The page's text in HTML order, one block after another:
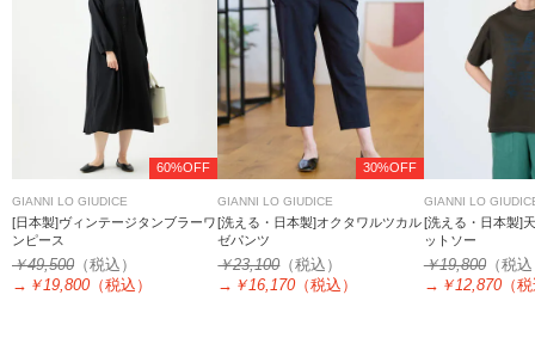
60%OFF
GIANNI LO GIUDICE
[日本製]ヴィンテージタンブラーワ
ンピース
￥49,500 （税込）
→ ￥19,800 （税込）
30%OFF
GIANNI LO GIUDICE
[洗える・日本製]オクタワルツカル
ゼパンツ
￥23,100（税込）
→ ￥16,170 （税込）
GIANNI LO
[洗える・日本製]
ットソー
￥19,800（税
→ ￥12,870（